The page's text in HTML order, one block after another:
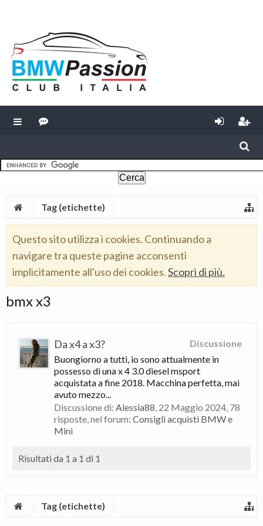
Tag (etichette)
Questo sito utilizza i cookies. Continuando a
navigare tra queste pagine acconsenti
implicitamente all'uso dei cookies.Scopri di più.
bmx x3
Discussione
Da x4 a x3?
Buongiorno a tutti, io sono attualmente in
possesso di una x 4 3.0 diesel msport
acquistata a fine 2018. Macchina perfetta, mai
avuto mezzo...
Discussione di: Alessia88, 22 Maggio 2024, 78
risposte, nel forum: Consigli acquisti BMW e
Mini
Risultati da 1 a 1 di 1
Tag (etichette)